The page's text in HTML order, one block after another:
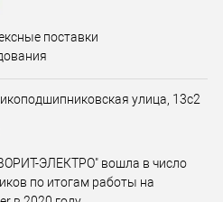
поставки
улица, 13с2
ЭЛЕКТРО" вошла в число
по итогам работы на